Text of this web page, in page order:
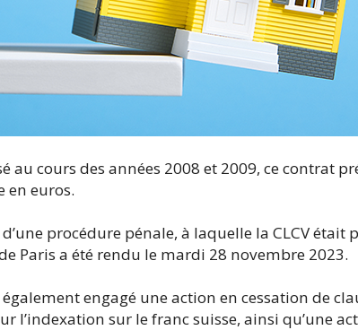
au cours des années 2008 et 2009, ce contrat
en euros.
procédure pénale, à laquelle la CLCV
Paris a été rendu le mardi 28 novembre 2023.
également engagé une action en cessation de
l’indexation sur le franc suisse, ainsi qu’une